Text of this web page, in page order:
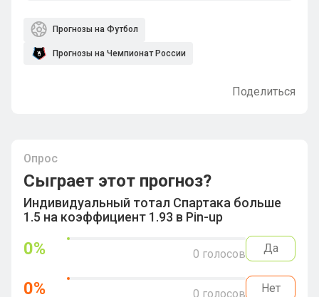
Прогнозы на Футбол
Прогнозы на Чемпионат России
Поделиться
Опрос
Сыграет этот прогноз?
Индивидуальный тотал Спартака больше
1.5 на коэффициент 1.93 в Pin-up
0% 0 голосов Да
0% 0 голосов Нет